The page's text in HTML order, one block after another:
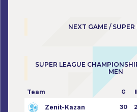
NEXT GAME / SUPER
SUPER LEAGUE
MEN
Team G
Zenit-Kazan 30